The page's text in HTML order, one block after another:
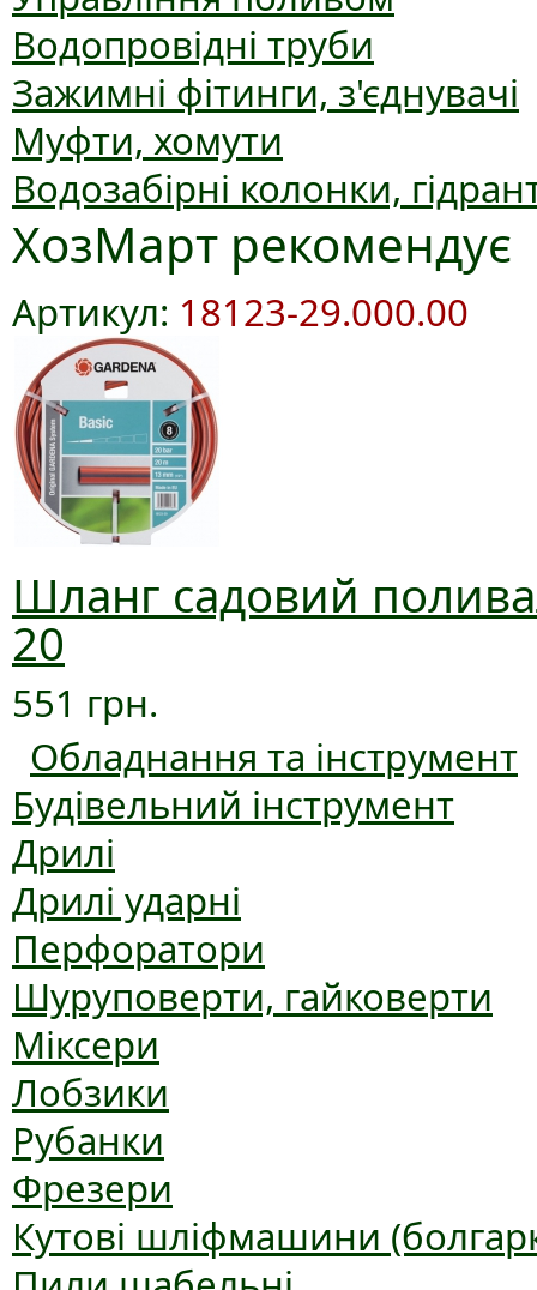
Водопровідні труби
Зажимні фітинги, з'єднувачі
Муфти, хомути
Водозабірні колонки,
ХозМарт рекомендує
Артикул: 18123-29.000.00
Шланг садовий
20
551 грн.
Обладнання та інструмент
Будівельний інструмент
Дрилі
Дрилі ударні
Перфоратори
Шуруповерти, гайковерти
Міксери
Лобзики
Рубанки
Фрезери
Кутові шліфмашини